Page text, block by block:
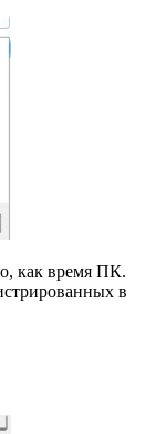
как время ПК.
в